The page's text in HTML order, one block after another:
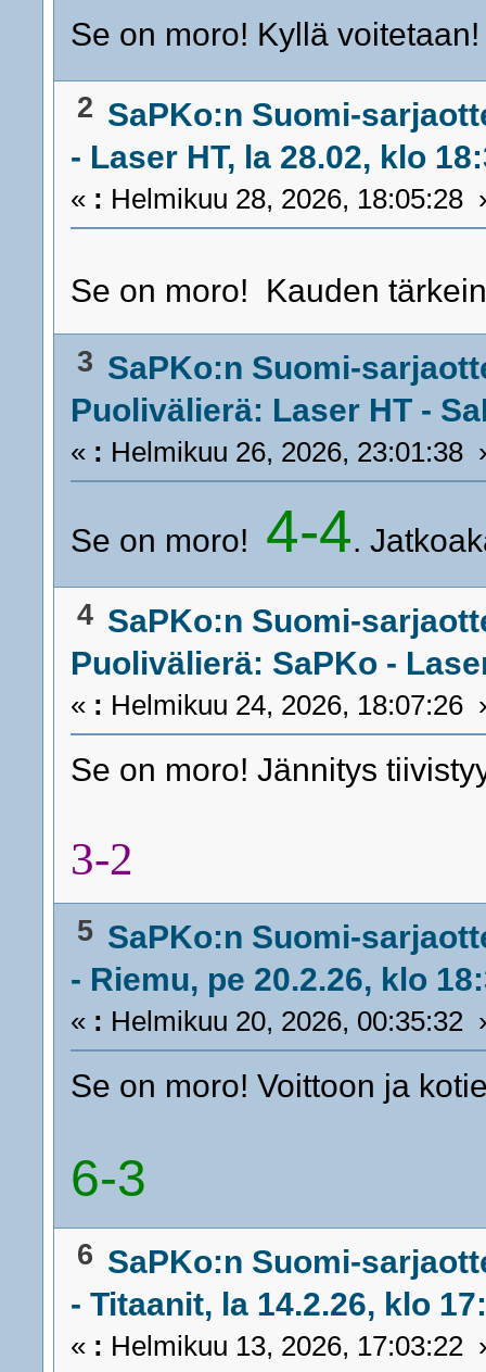
Se on moro! Kyllä
2 SaPKo:n Suomi-
- Laser HT, la 28.02, klo
« : Helmikuu 28, 2026, 18:05:28
Se on moro! Kauden
3 SaPKo:n Suomi-
Puolivälierä: Laser HT -
« : Helmikuu 26, 2026, 23:01:38
Se on moro! 4-4.
4 SaPKo:n Suomi-
Puolivälierä: SaPKo -
« : Helmikuu 24, 2026, 18:07:26
Se on moro! Jännitys
3-2
5 SaPKo:n Suomi-
- Riemu, pe 20.2.26, klo
« : Helmikuu 20, 2026, 00:35:32
Se on moro! Voittoon ja
6-3
6 SaPKo:n Suomi-
- Titaanit, la 14.2.26, klo
« : Helmikuu 13, 2026, 17:03:22